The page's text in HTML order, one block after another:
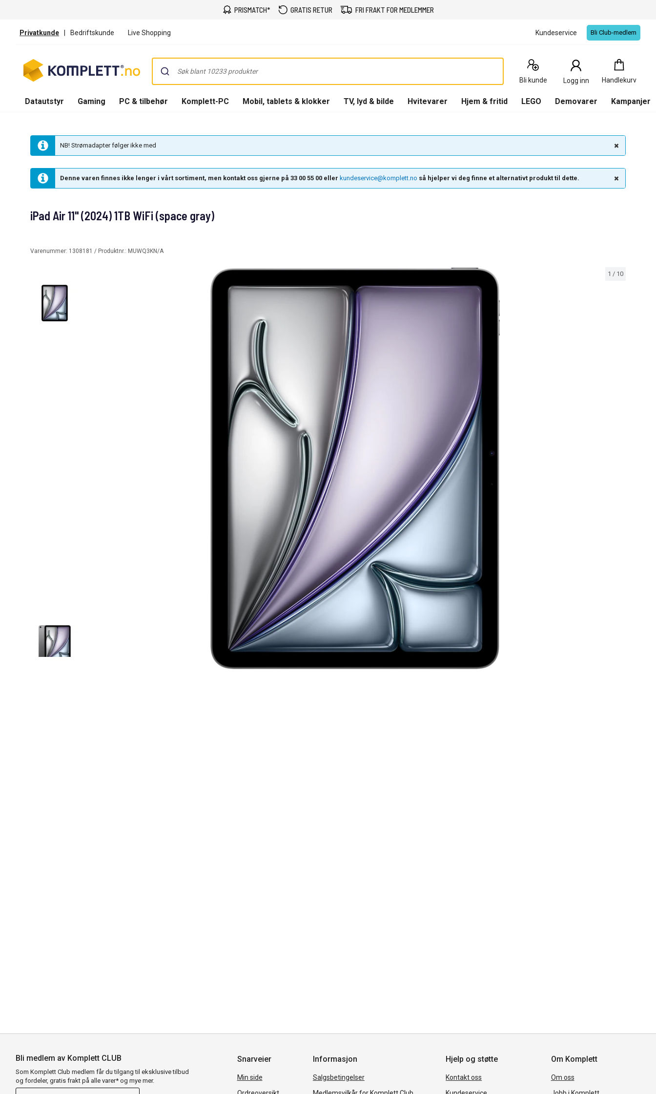
PRISMATCH* GRATIS RETUR FRI FRAKT FOR MEDLEMMER
Privatkunde | Bedriftskunde Live Shopping Kundeservice Bli Club-medlem
Bli kunde Logg inn Handlekurv
Handlekurv
0
Produkter
Datautstyr Gaming PC & tilbehør Komplett-PC Mobil, tablets & klokker TV, lyd & bilde Hvitevarer Hjem & fritid LEGO Demovarer Kampanjer
NB! Strømadapter følger ikke med
Denne varen finnes ikke lenger i vårt sortiment, men kontakt oss gjerne på 33 00 55 00 eller kundeservice@komplett.no så hjelper vi deg finne et alternativt produkt til dette.
1 / 10
iPad Air 11" (2024) 1TB WiFi (space gray)
Varenummer: 1308181 / Produktnr.: MUWQ3KN/A
Bli medlem av Komplett CLUB
Som Komplett Club medlem får du tilgang til eksklusive tilbud
og fordeler, gratis frakt på alle varer* og mye mer.
Snarveier
Min side
Informasjon
Salgsbetingelser
Hjelp og støtte
Kontakt oss
Om Komplett
Om oss